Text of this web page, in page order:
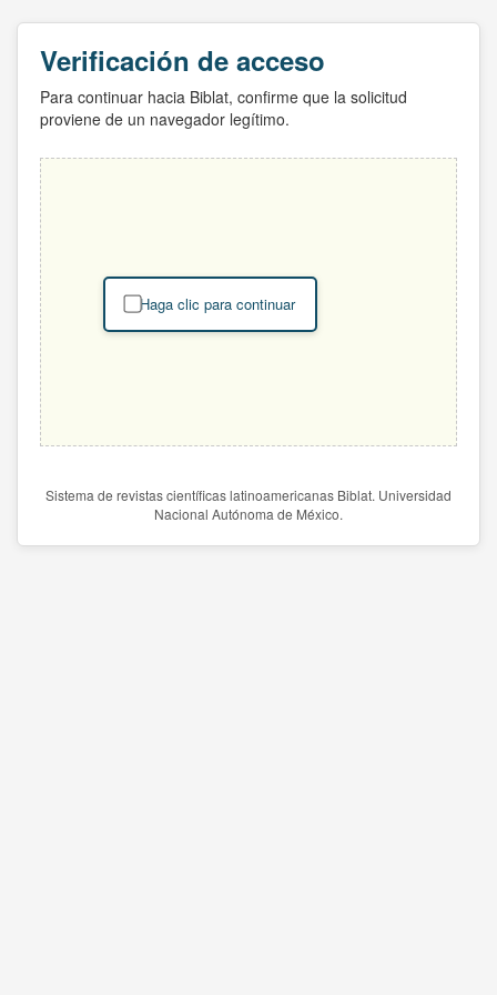
Verificación de acceso
Para continuar hacia Biblat, confirme que la solicitud
proviene de un navegador legítimo.
Haga clic para continuar
Sistema de revistas científicas latinoamericanas Biblat. Universidad
Nacional Autónoma de México.